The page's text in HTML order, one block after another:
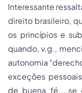
Interessante
direito brasileiro,
os princípios e
quando,v.g.,
autonomia
exceções
de buena fé....se